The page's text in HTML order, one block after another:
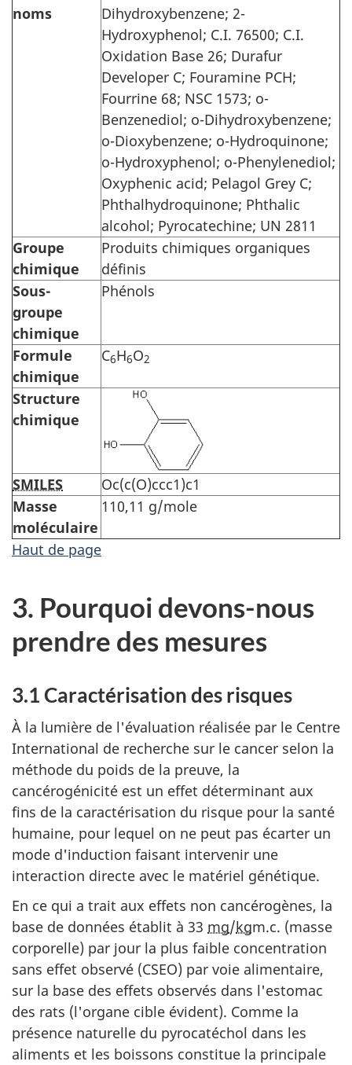
noms
Dihydroxybenzene; 2-
Hydroxyphenol; C.I. 76500; C.I.
Oxidation Base 26; Durafur
Developer C; Fouramine PCH;
Fourrine 68; NSC 1573; o-
Benzenediol; o-Dihydroxybenzene;
o-Dioxybenzene; o-Hydroquinone;
o-Hydroxyphenol; o-Phenylenediol;
Oxyphenic acid; Pelagol Grey C;
Phthalhydroquinone; Phthalic
alcohol; Pyrocatechine; UN 2811
Groupe
chimique
Produits chimiques organiques
définis
Sous-
groupe
chimique
Phénols
Formule
chimique
C6H6O2
Structure
chimique
SMILES
Oc(c(O)ccc1)c1
Masse
moléculaire
110,11 g/mole
Haut de page
3. Pourquoi devons-nous
prendre des mesures
3.1 Caractérisation des risques
À la lumière de l'évaluation réalisée par le Centre
International de recherche sur le cancer selon la
méthode du poids de la preuve, la
cancérogénicité est un effet déterminant aux
fins de la caractérisation du risque pour la santé
humaine, pour lequel on ne peut pas écarter un
mode d'induction faisant intervenir une
interaction directe avec le matériel génétique.
En ce qui a trait aux effets non cancérogènes, la
base de données établit à 33 mg/kgm.c. (masse
corporelle) par jour la plus faible concentration
sans effet observé (CSEO) par voie alimentaire,
sur la base des effets observés dans l'estomac
des rats (l'organe cible évident). Comme la
présence naturelle du pyrocatéchol dans les
aliments et les boissons constitue la principale